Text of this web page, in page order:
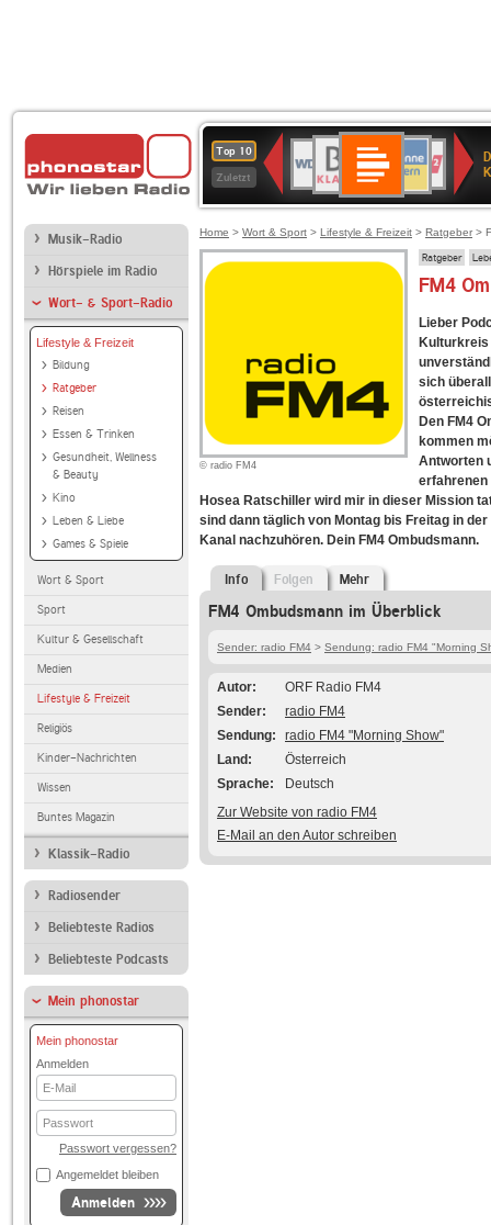
Top 10
Zuletzt
Deutschlandfunk
80er
90er
OLDIE
ANTENNE
SWR3
4
BR-
KLASSIK
Deutschlandfunk
Kultur
ANTENNE
BAYERN
SWR
Kultur
NDR
2
Musik-Radio
Hörspiele im Radio
Wort- & Sport-Radio
Lifestyle & Freizeit
Bildung
Ratgeber
Reisen
Essen & Trinken
Gesundheit, Wellness
& Beauty
Kino
Leben & Liebe
Games & Spiele
Wort & Sport
Sport
Kultur & Gesellschaft
Medien
Lifestyle & Freizeit
Religiös
Kinder-Nachrichten
Wissen
Buntes Magazin
Klassik-Radio
Radiosender
Beliebteste Radios
Beliebteste Podcasts
Mein phonostar
Mein phonostar
Anmelden
E-
Mail
Passwort
Passwort vergessen?
Angemeldet bleiben
Anmelden
Home > Wort & Sport > Lifestyle & Freizeit > Ratgeber >
© radio FM4
Ratgeber
FM4
Lieber
sich
Den FM4
kommen
Antworten
erfahrenen
Hosea Ratschiller wird mir in dieser Mission
sind dann täglich von Montag bis Freitag in
Kanal nachzuhören. Dein FM4 Ombudsmann.
Info Folgen Mehr
FM4 Ombudsmann im Überblick
Sender: radio FM4 > Sendung: radio FM4 "Morning
Autor
ORF Radio FM4
Sender
radio FM4
Sendung
radio FM4 "Morning Show"
Land
Österreich
Sprache
Deutsch
Zur Website von radio FM4
E-Mail an den Autor schreiben